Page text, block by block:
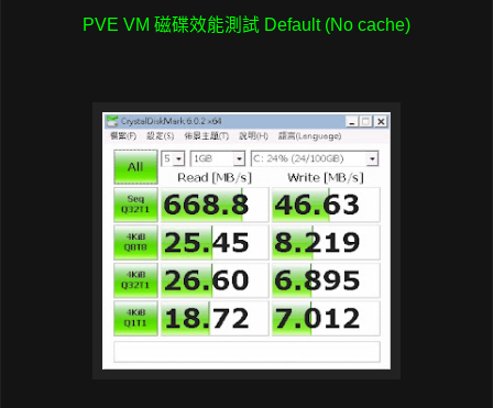
PVE VM 磁碟效能測試 Default (No cache)